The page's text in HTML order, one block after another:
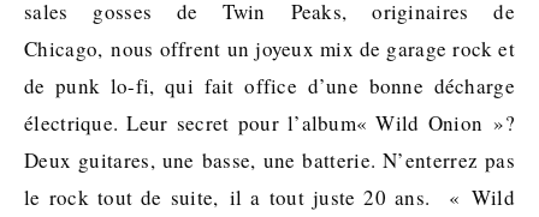
sales gosses de Twin Peaks, originaires de
Chicago, nous offrent un joyeux mix de garage rock et
de punk lo-fi, qui fait office d’une bonne décharge
électrique. Leur secret pour l’album« Wild Onion »?
Deux guitares, une basse, une batterie. N’enterrez pas
le rock tout de suite, il a tout juste 20 ans. « Wild